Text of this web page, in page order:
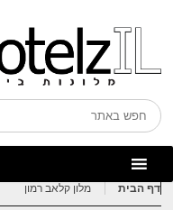
דף הבית מלון קלאב רמון